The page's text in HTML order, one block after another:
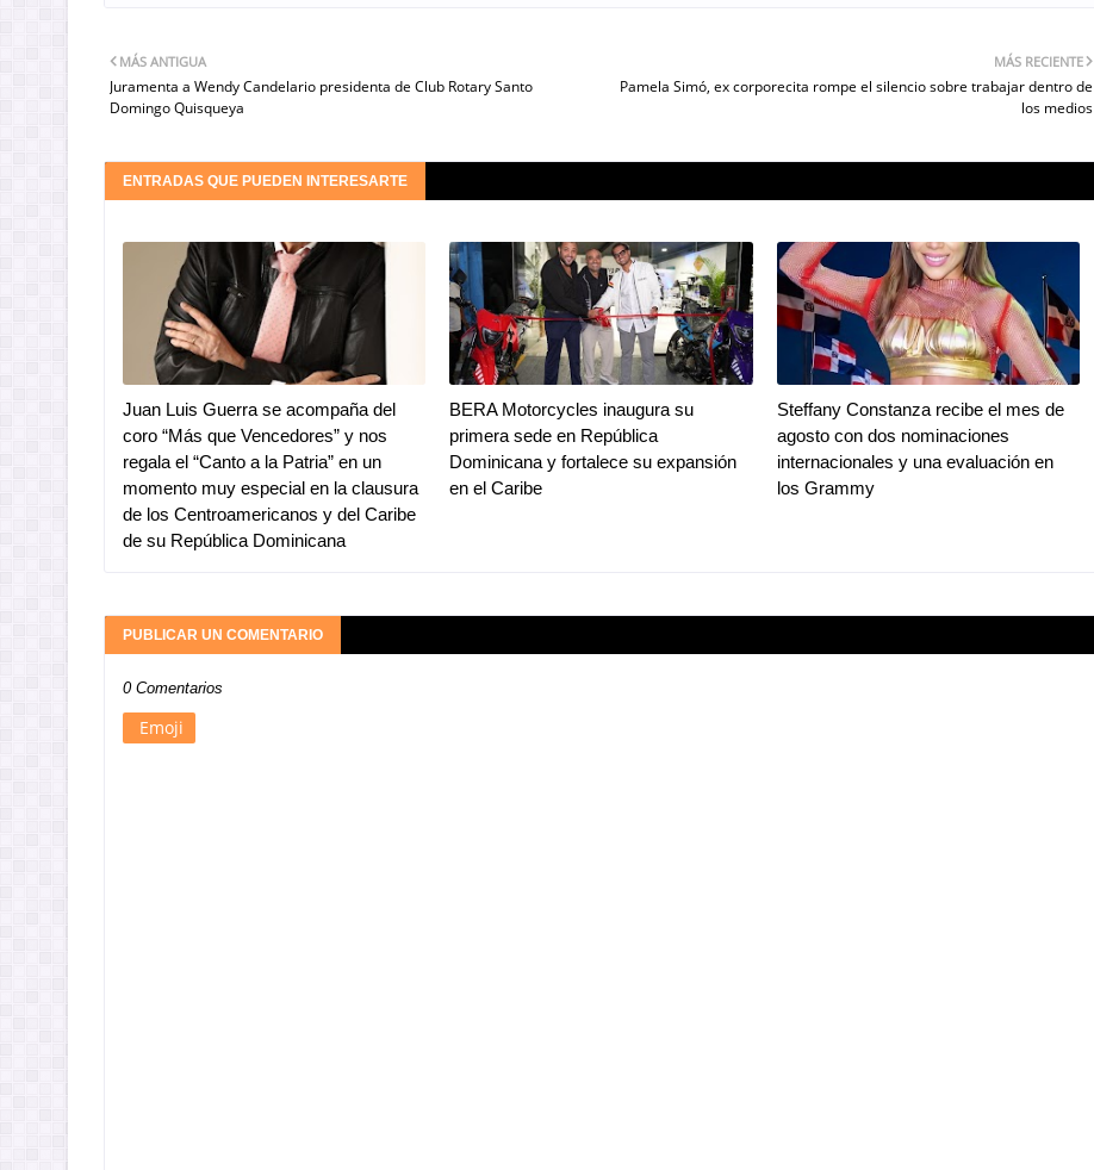
MÁS RECIENTE
Pamela Simó, ex corporecita rompe el silencio sobre trabajar dentro de
los medios
MÁS ANTIGUA
Juramenta a Wendy Candelario presidenta de Club Rotary Santo
Domingo Quisqueya
ENTRADAS QUE PUEDEN INTERESARTE
Juan Luis Guerra se acompaña del
coro “Más que Vencedores” y nos
regala el “Canto a la Patria” en un
momento muy especial en la clausura
de los Centroamericanos y del Caribe
de su República Dominicana
BERA Motorcycles inaugura su
primera sede en República
Dominicana y fortalece su expansión
en el Caribe
Steffany Constanza recibe el mes de
agosto con dos nominaciones
internacionales y una evaluación en
los Grammy
PUBLICAR UN COMENTARIO
0 Comentarios
Emoji